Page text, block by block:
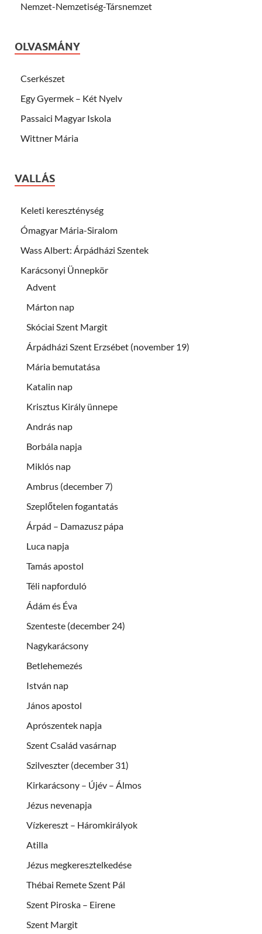
Nemzet-Nemzetiség-Társnemzet
OLVASMÁNY
Cserkészet
Egy Gyermek – Két Nyelv
Passaici Magyar Iskola
Wittner Mária
VALLÁS
Keleti kereszténység
Ómagyar Mária-Siralom
Wass Albert: Árpádházi Szentek
Karácsonyi Ünnepkör
Advent
Márton nap
Skóciai Szent Margit
Árpádházi Szent Erzsébet (november 19)
Mária bemutatása
Katalin nap
Krisztus Király ünnepe
András nap
Borbála napja
Miklós nap
Ambrus (december 7)
Szeplőtelen fogantatás
Árpád – Damazusz pápa
Luca napja
Tamás apostol
Téli napforduló
Ádám és Éva
Szenteste (december 24)
Nagykarácsony
Betlehemezés
István nap
János apostol
Aprószentek napja
Szent Család vasárnap
Szilveszter (december 31)
Kirkarácsony – Újév – Álmos
Jézus nevenapja
Vízkereszt – Háromkirályok
Atilla
Jézus megkeresztelkedése
Thébai Remete Szent Pál
Szent Piroska – Eirene
Szent Margit